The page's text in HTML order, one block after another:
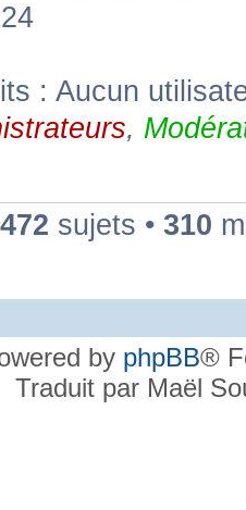
: Aucun
,
472 sujets • 310
by phpBB®
Traduit par Maël